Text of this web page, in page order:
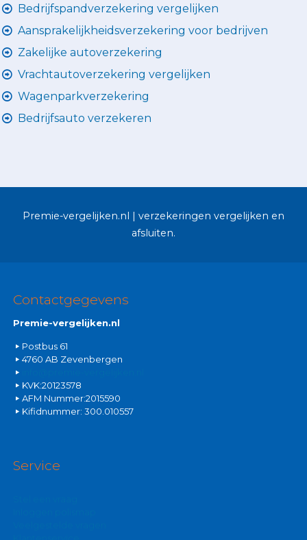
Bedrijfspandverzekering vergelijken
Aansprakelijkheidsverzekering voor bedrijven
Zakelijke autoverzekering
Vrachtautoverzekering vergelijken
Wagenparkverzekering
Bedrijfsauto verzekeren
Premie-vergelijken.nl | verzekeringen vergelijken en
afsluiten.
Contactgegevens
Premie-vergelijken.nl
Postbus 61
4760 AB Zevenbergen
KVK:20123578
AFM Nummer:2015590
Kifidnummer: 300.010557
Service